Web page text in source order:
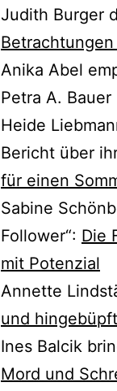
Judith Burger
Anika Abel
Petra A.
Heide
Bericht über
für einen
Sabine
Follower“: Die
mit Potenzial
Annette
und hingebüpft
Ines Balcik
Mord und